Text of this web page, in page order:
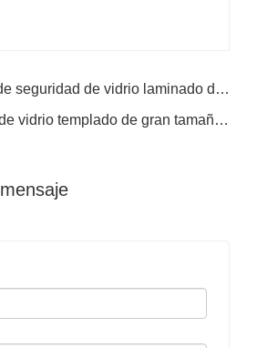
Anterior : Paneles de seguridad de vidrio laminado de color
Próximo : Paneles de vidrio templado de gran tamaño personalizados de la fábrica de Shandong para proyectos de construcción